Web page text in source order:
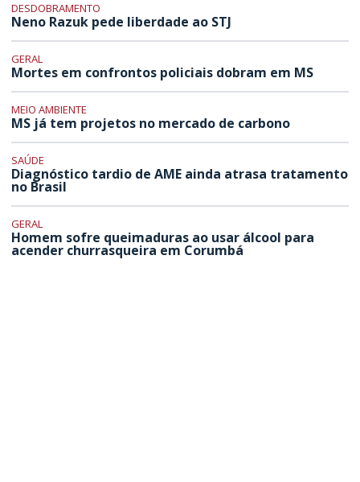
DESDOBRAMENTO
Neno Razuk pede liberdade ao STJ
GERAL
Mortes em confrontos policiais dobram em MS
MEIO AMBIENTE
MS já tem projetos no mercado de carbono
SAÚDE
Diagnóstico tardio de AME ainda atrasa tratamento
no Brasil
GERAL
Homem sofre queimaduras ao usar álcool para
acender churrasqueira em Corumbá